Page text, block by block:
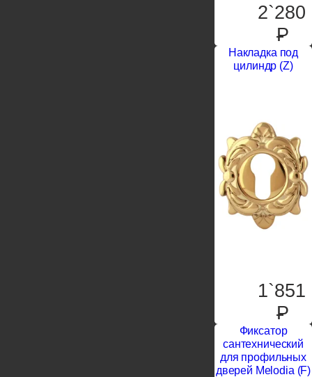
2`280
P
Накладка под
цилиндр (Z)
1`851
P
Фиксатор
сантехнический
для профильных
дверей Melodia (F)